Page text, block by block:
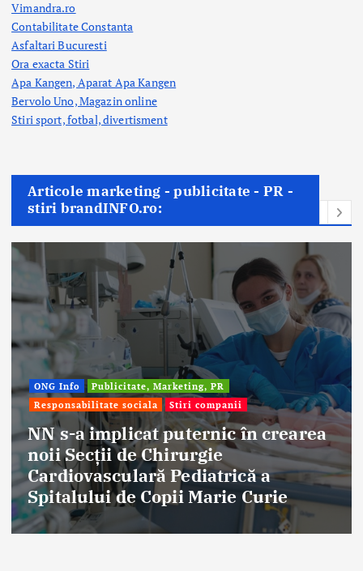
Vimandra.ro
Contabilitate Constanta
Asfaltari Bucuresti
Ora exacta Stiri
Apa Kangen, Aparat Apa Kangen
Bervolo Uno, Magazin online
Stiri sport, fotbal,divertisment
Articole marketing - publicitate - PR -
stiri brandINFO.ro:
Afaceri & Economie
Publicitate, Marketing, PR
Stiri companii
Eternal Beauty, fondată la Salonta, a
aniversat 30 de ani în industria
frumuseții